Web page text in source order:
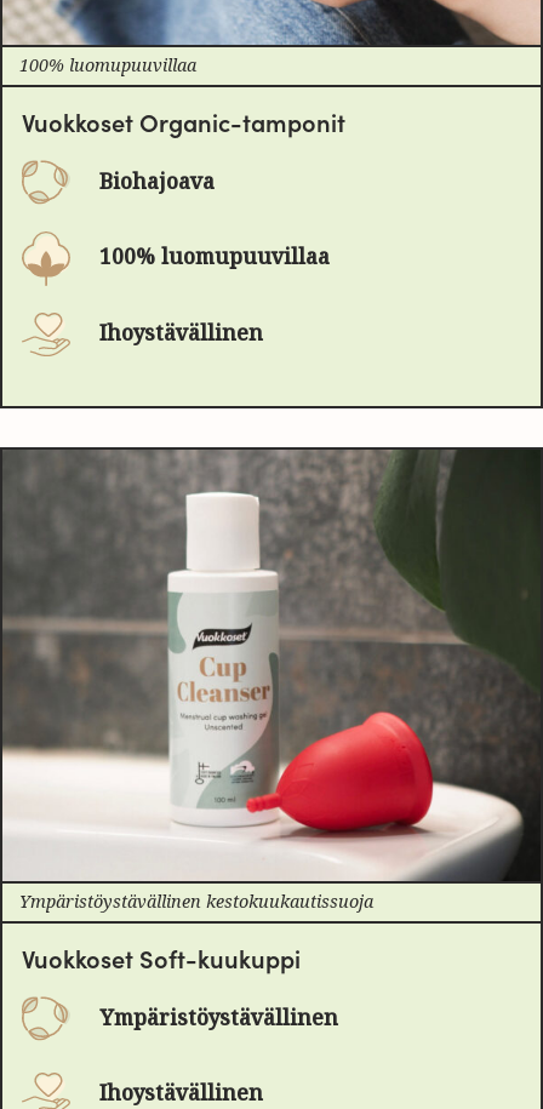
100% luomupuuvillaa
Vuokkoset Organic-tamponit
Biohajoava
100% luomupuuvillaa
Ihoystävällinen
Ympäristöystävällinen kestokuukautissuoja
Vuokkoset Soft-kuukuppi
Ympäristöystävällinen
Ihoystävällinen